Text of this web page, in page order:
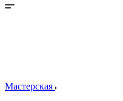
Мастерская